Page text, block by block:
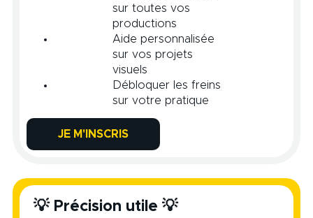
sur toutes vos
productions
Aide personnalisée
sur vos projets
visuels
Débloquer les freins
sur votre pratique
JE M'INSCRIS
💡 Précision utile 💡